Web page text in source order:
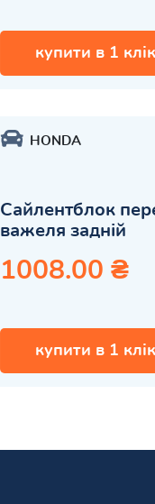
купити в 1 клік
HONDA
Сайлентблок
важеля задній
1008.00 ₴
купити в 1 клік